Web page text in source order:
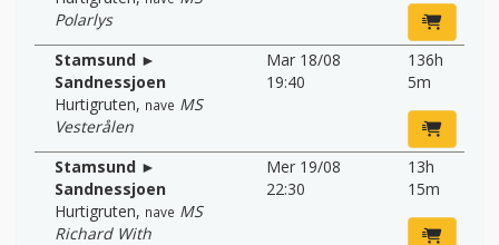
Polarlys
Stamsund ►
Sandnessjoen
Hurtigruten, nave MS
Vesterålen
Mar 18/08
19:40
136h
5m
Stamsund ►
Sandnessjoen
Hurtigruten, nave MS
Richard With
Mer 19/08
22:30
13h
15m